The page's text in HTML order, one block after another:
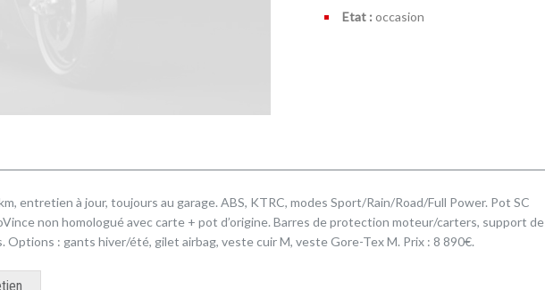
Etat : occasion
entretien à jour, toujours au garage. ABS, KTRC, modes Sport/Rain/Road/Full Power. Pot SC
non homologué avec carte + pot d’origine. Barres de protection moteur/carters, support de
Options : gants hiver/été, gilet airbag, veste cuir M, veste Gore-Tex M. Prix : 8 890€.